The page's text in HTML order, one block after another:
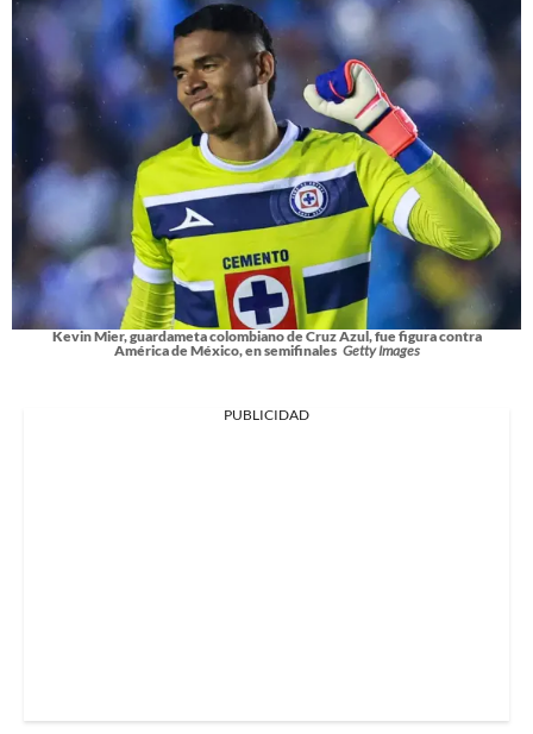
Kevin Mier, guardameta colombiano de Cruz Azul, fue figura contra
América de México, en semifinales Getty Images
PUBLICIDAD